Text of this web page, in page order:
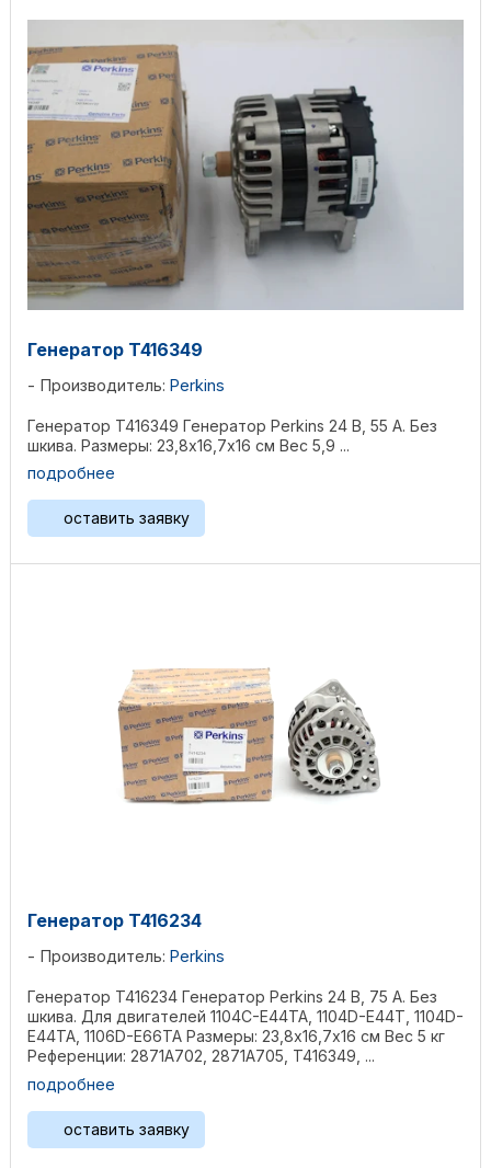
Генератор T416349
Производитель: Perkins
Генератор T416349 Генератор Perkins 24 В, 55 А. Без
шкива. Размеры: 23,8х16,7х16 см Bec 5,9 ...
подробнее
оставить заявку
Генератор T416234
Производитель: Perkins
Генератор T416234 Генератор Perkins 24 В, 75 А. Без
шкива. Для двигателей 1104C-E44TA, 1104D-E44T, 1104D-
E44TA, 1106D-E66TA Размеры: 23,8х16,7х16 см Bec 5 кг
Референции: 2871A702, 2871A705, T416349, ...
подробнее
оставить заявку